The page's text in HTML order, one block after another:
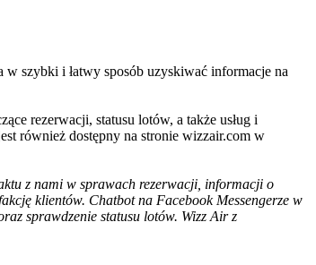
w szybki i łatwy sposób uzyskiwać informacje na
rezerwacji, statusu lotów, a także usług i
również dostępny na stronie wizzair.com w
z nami w sprawach rezerwacji, informacji o
klientów. Chatbot na Facebook Messengerze w
sprawdzenie statusu lotów. Wizz Air z